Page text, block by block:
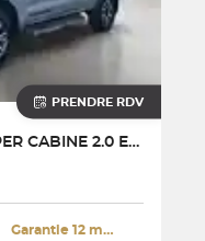
PRENDRE RDV
RANGER SUPER CABINE 2.0 ECOBLUE 213 BV10
Garantie 12 mois